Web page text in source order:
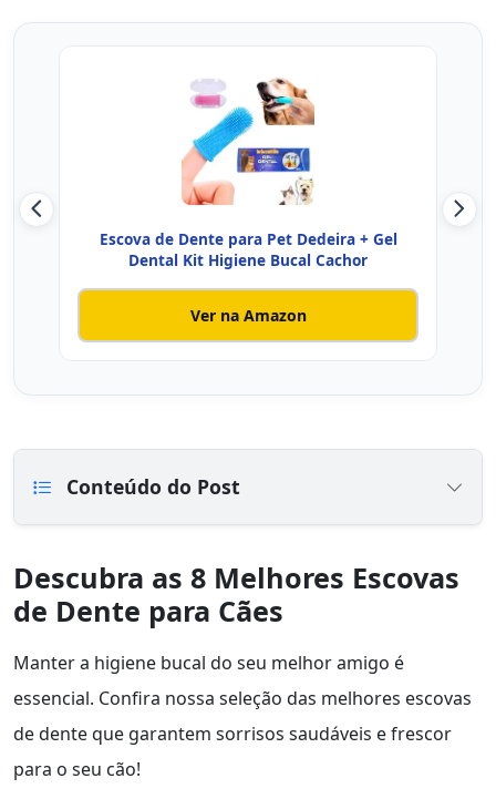
Escova de Dente para Pet Dedeira + Gel
Dental Kit Higiene Bucal Cachor
Ver na Amazon
Conteúdo do Post
Descubra as 8 Melhores Escovas
de Dente para Cães
Manter a higiene bucal do seu melhor amigo é
essencial. Confira nossa seleção das melhores escovas
de dente que garantem sorrisos saudáveis e frescor
para o seu cão!